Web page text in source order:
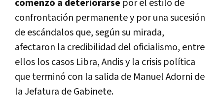
comenzó a deteriorarse por el estilo de
confrontación permanente y por una sucesión
de escándalos que, según su mirada,
afectaron la credibilidad del oficialismo, entre
ellos los casos Libra, Andis y la crisis política
que terminó con la salida de Manuel Adorni de
la Jefatura de Gabinete.